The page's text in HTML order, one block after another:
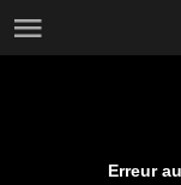
Erreur